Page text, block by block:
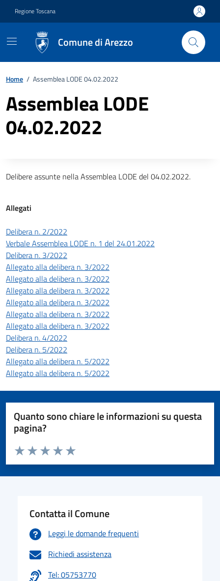
Regione Toscana
Comune di Arezzo
Home / Assemblea LODE 04.02.2022
Assemblea LODE
04.02.2022
Descrizione completa
Delibere assunte nella Assemblea LODE del 04.02.2022.
Allegati
Delibera n. 2/2022
Verbale Assemblea LODE n. 1 del 24.01.2022
Delibera n. 3/2022
Allegato alla delibera n. 3/2022
Allegato alla delibera n. 3/2022
Allegato alla delibera n. 3/2022
Allegato alla delibera n. 3/2022
Allegato alla delibera n. 3/2022
Allegato alla delibera n. 3/2022
Delibera n. 4/2022
Delibera n. 5/2022
Allegato alla delibera n. 5/2022
Allegato alla delibera n. 5/2022
Quanto sono chiare le informazioni su questa
pagina?
Valuta da 1 a 5 stelle la pagina
Valuta 5 stelle su 5
Valuta 4 stelle su 5
Valuta 3 stelle su 5
Valuta 2 stelle su 5
Valuta 1 stelle su 5
Contatta il Comune
Leggi le domande frequenti
Richiedi assistenza
Tel: 05753770